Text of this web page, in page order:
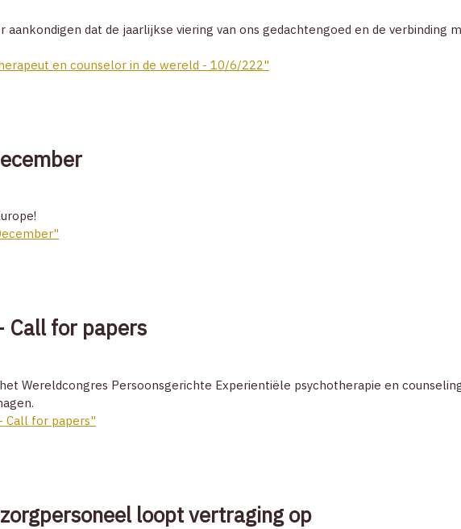
dat de jaarlijkse viering van ons gedachtengoed en de verbinding
en counselor in de wereld - 10/6/222"
Call for papers
Wereldcongres Persoonsgerichte Experientiële psychotherapie en
Call for papers"
loopt vertraging op